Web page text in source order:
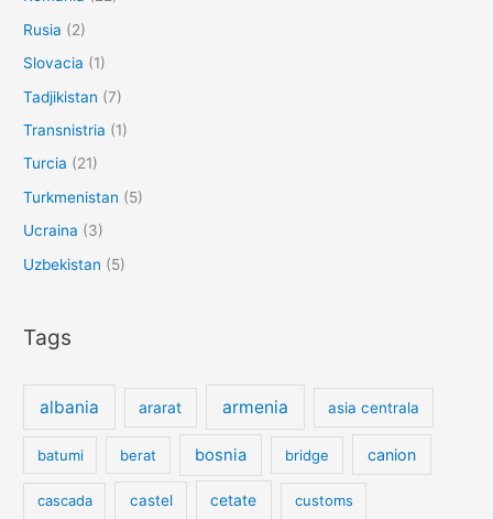
Rusia (2)
Slovacia (1)
Tadjikistan (7)
Transnistria (1)
Turcia (21)
Turkmenistan (5)
Ucraina (3)
Uzbekistan (5)
Tags
albania ararat armenia asia centrala
batumi berat bosnia bridge canion
cascada castel cetate customs